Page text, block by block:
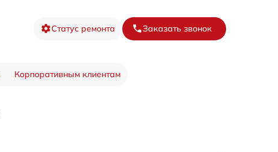
Статус ремонта Заказать звонок
Корпоративным клиентам